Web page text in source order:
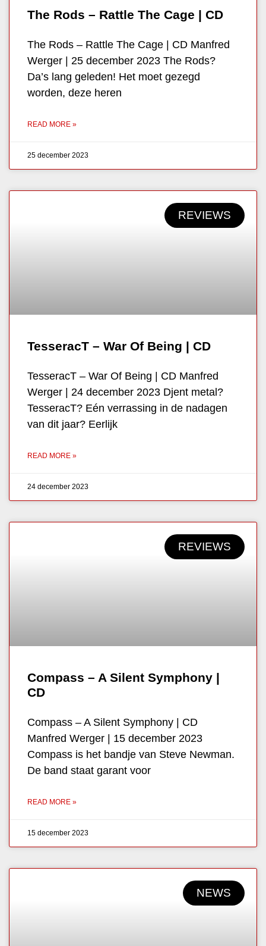
The Rods – Rattle The Cage | CD
The Rods – Rattle The Cage | CD Manfred
Werger | 25 december 2023 The Rods?
Da’s lang geleden! Het moet gezegd
worden, deze heren
READ MORE »
25 december 2023
REVIEWS
TesseracT – War Of Being | CD
TesseracT – War Of Being | CD Manfred
Werger | 24 december 2023 Djent metal?
TesseracT? Eén verrassing in de nadagen
van dit jaar? Eerlijk
READ MORE »
24 december 2023
REVIEWS
Compass – A Silent Symphony |
CD
Compass – A Silent Symphony | CD
Manfred Werger | 15 december 2023
Compass is het bandje van Steve Newman.
De band staat garant voor
READ MORE »
15 december 2023
NEWS